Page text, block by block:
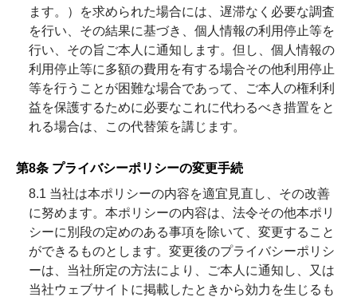
ます。）を求められた場合には、遅滞なく必要な調査
を行い、その結果に基づき、個人情報の利用停止等を
行い、その旨ご本人に通知します。但し、個人情報の
利用停止等に多額の費用を有する場合その他利用停止
等を行うことが困難な場合であって、ご本人の権利利
益を保護するために必要なこれに代わるべき措置をと
れる場合は、この代替策を講じます。
第8条 プライバシーポリシーの変更手続
8.1 当社は本ポリシーの内容を適宜見直し、その改善
に努めます。本ポリシーの内容は、法令その他本ポリ
シーに別段の定めのある事項を除いて、変更すること
ができるものとします。変更後のプライバシーポリシ
ーは、当社所定の方法により、ご本人に通知し、又は
当社ウェブサイトに掲載したときから効力を生じるも